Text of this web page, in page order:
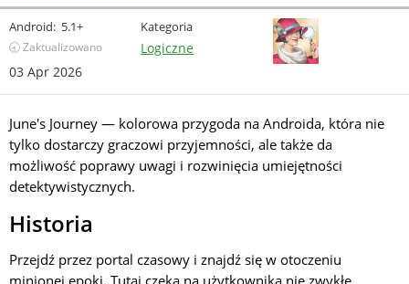
Android: 5.1+
🕣 Zaktualizowano
03 Apr 2026
Kategoria
Logiczne
June's Journey — kolorowa przygoda na Androida, która nie
tylko dostarczy graczowi przyjemności, ale także da
możliwość poprawy uwagi i rozwinięcia umiejętności
detektywistycznych.
Historia
Przejdź przez portal czasowy i znajdź się w otoczeniu
minionej epoki. Tutaj czeka na użytkownika nie zwykłe